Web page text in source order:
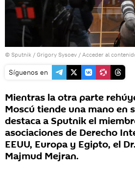
© Sputnik / Grigory Sysoev / Acceder al
Síguenos en
Mientras la otra parte
Moscú tiende una mano en
destaca a Sputnik el
asociaciones de Derecho
EEUU, Europa y Egipto, el
Majmud Mejran.